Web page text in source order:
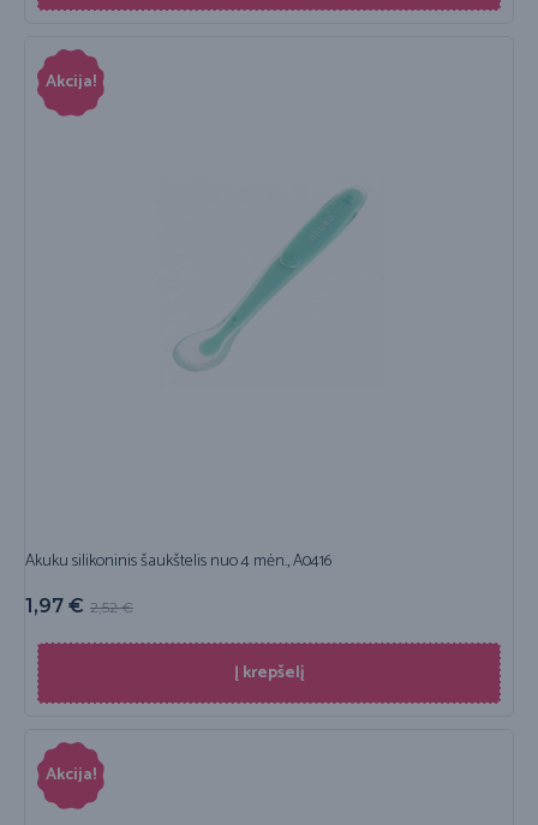
Akcija!
Akuku silikoninis šaukštelis nuo 4 mėn., A0416
2,52€
1,97 €
Į krepšelį
Akcija!